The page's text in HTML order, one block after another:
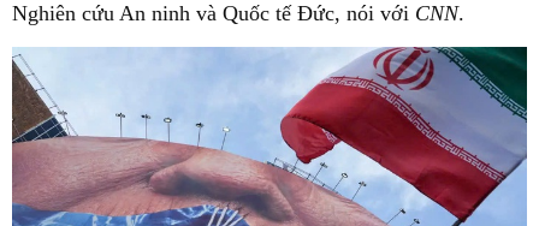
Nghiên cứu An ninh và Quốc tế Đức, nói với CNN.